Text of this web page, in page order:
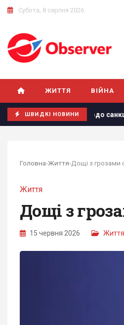
Субота, 8 серпня 2026
ЖИТТЯ ВІЙНА
ШВИДКІ НОВИНИ
щодо санкцій проти РФ
Головна›Життя›
Життя
Дощі з
15 червня 2026 Життя